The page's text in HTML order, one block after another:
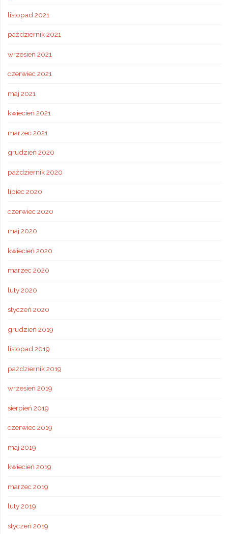
listopad 2021
październik 2021
wrzesień 2021
czerwiec 2021
maj 2021
kwiecień 2021
marzec 2021
grudzień 2020
październik 2020
lipiec 2020
czerwiec 2020
maj 2020
kwiecień 2020
marzec 2020
luty 2020
styczeń 2020
grudzień 2019
listopad 2019
październik 2019
wrzesień 2019
sierpień 2019
czerwiec 2019
maj 2019
kwiecień 2019
marzec 2019
luty 2019
styczeń 2019